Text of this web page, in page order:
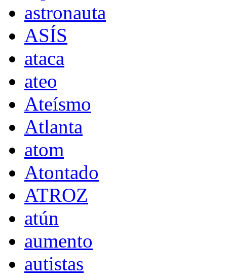
astronauta
ASÍS
ataca
ateo
Ateísmo
Atlanta
atom
Atontado
ATROZ
atún
aumento
autistas